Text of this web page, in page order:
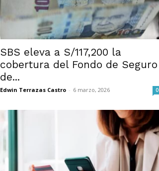
SBS eleva a S/117,200 la
cobertura del Fondo de Seguro
de...
Edwin Terrazas Castro - 6 marzo, 2026 0